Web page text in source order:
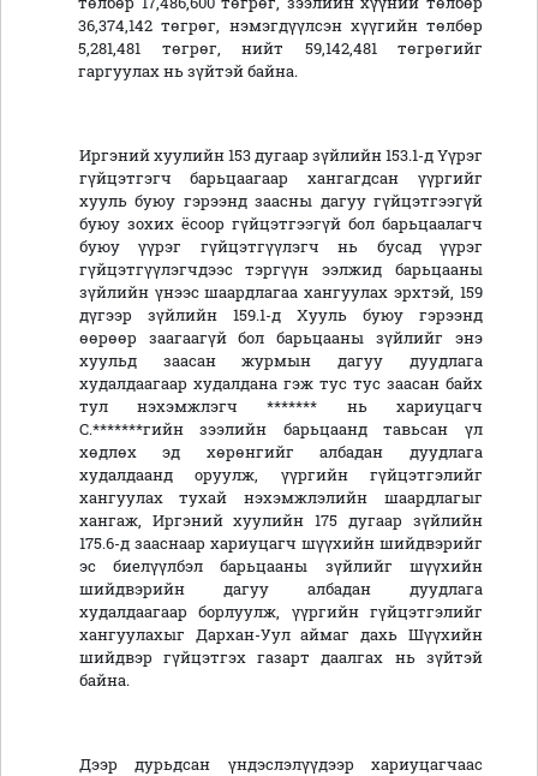
36,374,142 төгрөг, нэмэгдүүлсэн хүүгийн төлбөр
5,281,481 төгрөг, нийт 59,142,481 төгрөгийг
гаргуулах нь зүйтэй байна.
Иргэний хуулийн 153 дугаар зүйлийн 153.1-д Үүрэг
гүйцэтгэгч барьцаагаар хангагдсан үүргийг
хууль буюу гэрээнд заасны дагуу гүйцэтгээгүй
буюу зохих ёсоор гүйцэтгээгүй бол барьцаалагч
буюу үүрэг гүйцэтгүүлэгч нь бусад үүрэг
гүйцэтгүүлэгчдээс тэргүүн ээлжид барьцааны
зүйлийн үнээс шаардлагаа хангуулах эрхтэй, 159
дүгээр зүйлийн 159.1-д Хууль буюу гэрээнд
өөрөөр заагаагүй бол барьцааны зүйлийг энэ
хуульд заасан журмын дагуу дуудлага
худалдаагаар худалдана гэж тус тус заасан байх
тул нэхэмжлэгч ******* нь хариуцагч
С.*******гийн зээлийн барьцаанд тавьсан үл
хөдлөх эд хөрөнгийг албадан дуудлага
худалдаанд оруулж, үүргийн гүйцэтгэлийг
хангуулах тухай нэхэмжлэлийн шаардлагыг
хангаж, Иргэний хуулийн 175 дугаар зүйлийн
175.6-д зааснаар хариуцагч шүүхийн шийдвэрийг
эс биелүүлбэл барьцааны зүйлийг шүүхийн
шийдвэрийн дагуу албадан дуудлага
худалдаагаар борлуулж, үүргийн гүйцэтгэлийг
хангуулахыг Дархан-Уул аймаг дахь Шүүхийн
шийдвэр гүйцэтгэх газарт даалгах нь зүйтэй
байна.
Дээр дурьдсан үндэслэлүүдээр хариуцагчаас